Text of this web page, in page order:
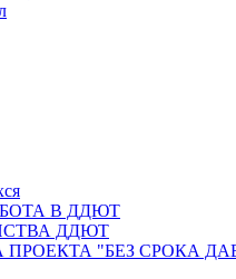
В ДДЮТ
ДДЮТ
"БЕЗ СРОКА